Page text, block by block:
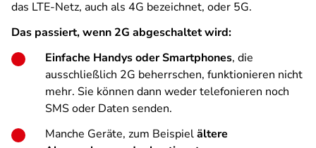
das LTE-Netz, auch als 4G bezeichnet, oder 5G.
Das passiert, wenn 2G abgeschaltet wird:
Einfache Handys oder Smartphones, die
ausschließlich 2G beherrschen, funktionieren nicht
mehr. Sie können dann weder telefonieren noch
SMS oder Daten senden.
Manche Geräte, zum Beispielältere